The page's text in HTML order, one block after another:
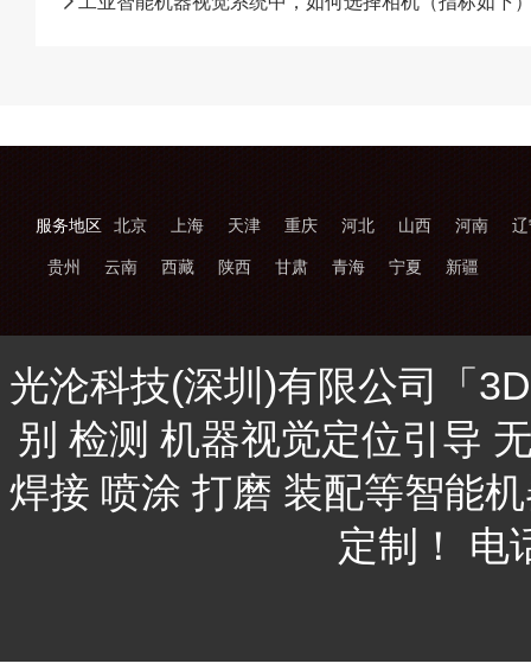
服务地区 北京 上海 天津 重庆 河北 山西 河南
贵州 云南 西藏 陕西 甘肃 青海 宁夏 新疆
光沦科技(深圳)有限公司「
别 检测 机器视觉定位引导
焊接 喷涂 打磨 装配等智能
定制！ 电